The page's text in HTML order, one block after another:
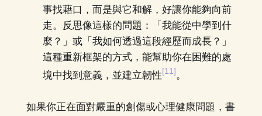
事找藉口，而是與它和解，好讓你能夠向前
走。反思像這樣的問題：「我能從中學到什
麼？」或「我如何透過這段經歷而成長？」
這種重新框架的方式，能幫助你在困難的處
境中找到意義，並建立韌性[11] 。
如果你正在面對嚴重的創傷或心理健康問題，書